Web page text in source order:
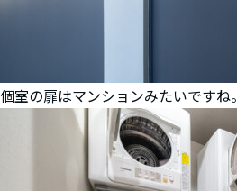
個室の扉はマンションみたいですね。